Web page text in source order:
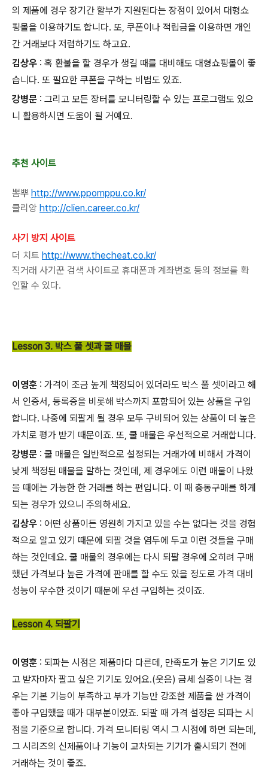
의 제품에 경우 장기간 할부가 지원된다는 장점이 있어서 대형쇼
핑몰을 이용하기도 합니다. 또, 쿠폰이나 적립금을 이용하면 개인
간 거래보다 저렴하기도 하고요.
김상우 : 혹 환불을 할 경우가 생길 때를 대비해도 대형쇼핑몰이 좋
습니다. 또 필요한 쿠폰을 구하는 비법도 있죠.
강병문 : 그리고 모든 장터를 모니터링할 수 있는 프로그램도 있으
니 활용하시면 도움이 될 거예요.
추천 사이트
뽐뿌 http://www.ppomppu.co.kr/
클리앙 http://clien.career.co.kr/
사기 방지 사이트
더 치트 http://www.thecheat.co.kr/
직거래 사기꾼 검색 사이트로 휴대폰과 계좌번호 등의 정보를 확
인할 수 있다.
Lesson 3. 박스 풀 셋과 쿨 매물
이영훈 : 가격이 조금 높게 책정되어 있더라도 박스 풀 셋이라고 해
서 인증서, 등록증을 비롯해 박스까지 포함되어 있는 상품을 구입
합니다. 나중에 되팔게 될 경우 모두 구비되어 있는 상품이 더 높은
가치로 평가 받기 때문이죠. 또, 쿨 매물은 우선적으로 거래합니다.
강병문 : 쿨 매물은 일반적으로 설정되는 거래가에 비해서 가격이
낮게 책정된 매물을 말하는 것인데, 제 경우에도 이런 매물이 나왔
을 때에는 가능한 한 거래를 하는 편입니다. 이 때 충동구매를 하게
되는 경우가 있으니 주의하세요.
김상우 : 어떤 상품이든 영원히 가지고 있을 수는 없다는 것을 경험
적으로 알고 있기 때문에 되팔 것을 염두에 두고 이런 것들을 구매
하는 것인데요. 쿨 매물의 경우에는 다시 되팔 경우에 오히려 구매
했던 가격보다 높은 가격에 판매를 할 수도 있을 정도로 가격 대비
성능이 우수한 것이기 때문에 우선 구입하는 것이죠.
Lesson 4. 되팔기
이영훈 : 되파는 시점은 제품마다 다른데, 만족도가 높은 기기도 있
고 받자마자 팔고 싶은 기기도 있어요.(웃음) 금세 실증이 나는 경
우는 기본 기능이 부족하고 부가 기능만 강조한 제품을 싼 가격이
좋아 구입했을 때가 대부분이었죠. 되팔 때 가격 설정은 되파는 시
점을 기준으로 합니다. 가격 모니터링 역시 그 시점에 하면 되는데,
그 시리즈의 신제품이나 기능이 교차되는 기기가 출시되기 전에
거래하는 것이 좋죠.